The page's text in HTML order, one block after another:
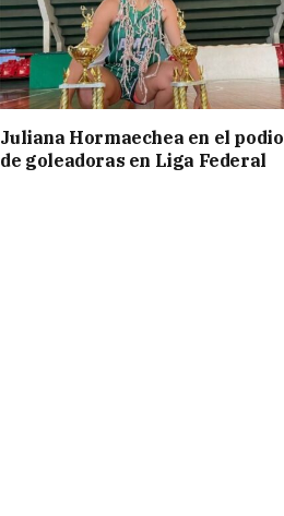
Juliana Hormaechea en el podio
de goleadoras en Liga Federal